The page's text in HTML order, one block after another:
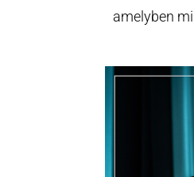
amelyben